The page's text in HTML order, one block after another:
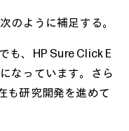
のように補足する。
も、HP Sure Click E
なっています。さら
も研究開発を進めて